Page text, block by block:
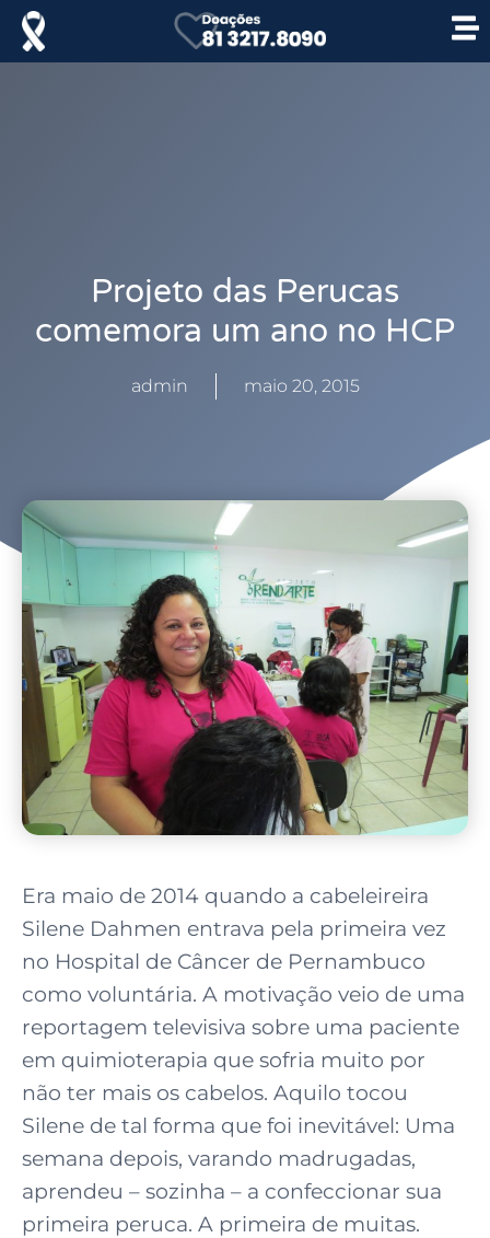
Projeto das Perucas
comemora um ano no HCP
admin maio 20, 2015
Era maio de 2014 quando a cabeleireira
Silene Dahmen entrava pela primeira vez
no Hospital de Câncer de Pernambuco
como voluntária. A motivação veio de uma
reportagem televisiva sobre uma paciente
em quimioterapia que sofria muito por
não ter mais os cabelos. Aquilo tocou
Silene de tal forma que foi inevitável: Uma
semana depois, varando madrugadas,
aprendeu – sozinha – a confeccionar sua
primeira peruca. A primeira de muitas.